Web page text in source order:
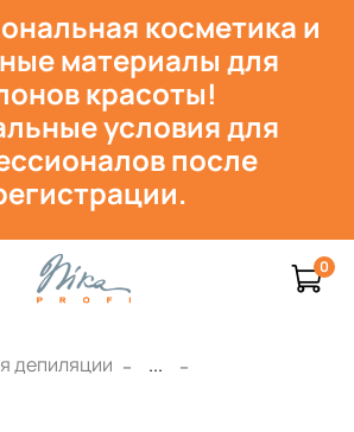
косметика и
ые материалы для
красоты!
условия для
после
0
депиляции
...